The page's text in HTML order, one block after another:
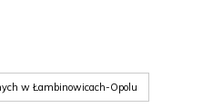
w Łambinowicach-Opolu